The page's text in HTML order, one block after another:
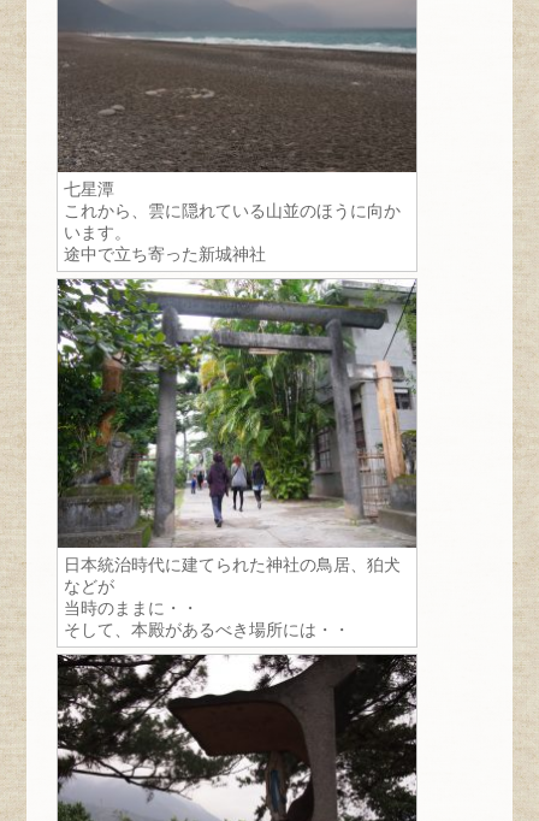
七星潭
これから、雲に隠れている山並のほうに向か
います。
途中で立ち寄った新城神社
日本統治時代に建てられた神社の鳥居、狛犬
などが
当時のままに・・
そして、本殿があるべき場所には・・